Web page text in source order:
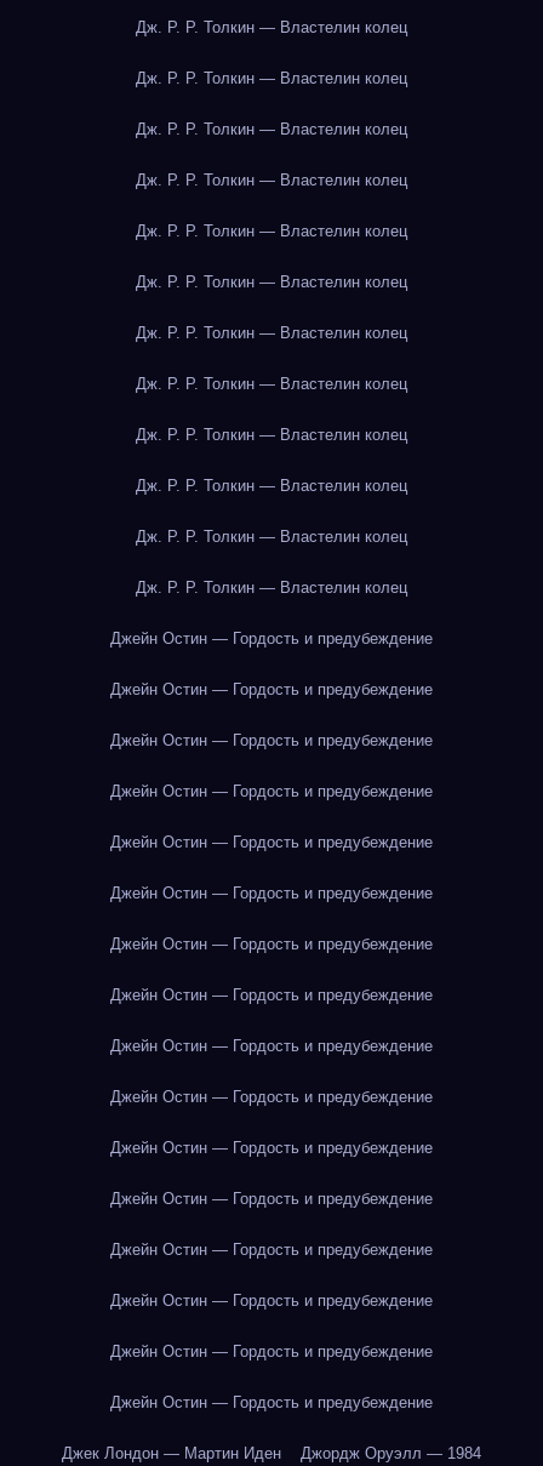
Дж. Р. Р. Толкин — Властелин колец
Дж. Р. Р. Толкин — Властелин колец
Дж. Р. Р. Толкин — Властелин колец
Дж. Р. Р. Толкин — Властелин колец
Дж. Р. Р. Толкин — Властелин колец
Дж. Р. Р. Толкин — Властелин колец
Дж. Р. Р. Толкин — Властелин колец
Дж. Р. Р. Толкин — Властелин колец
Дж. Р. Р. Толкин — Властелин колец
Дж. Р. Р. Толкин — Властелин колец
Дж. Р. Р. Толкин — Властелин колец
Дж. Р. Р. Толкин — Властелин колец
Джейн Остин — Гордость и предубеждение
Джейн Остин — Гордость и предубеждение
Джейн Остин — Гордость и предубеждение
Джейн Остин — Гордость и предубеждение
Джейн Остин — Гордость и предубеждение
Джейн Остин — Гордость и предубеждение
Джейн Остин — Гордость и предубеждение
Джейн Остин — Гордость и предубеждение
Джейн Остин — Гордость и предубеждение
Джейн Остин — Гордость и предубеждение
Джейн Остин — Гордость и предубеждение
Джейн Остин — Гордость и предубеждение
Джейн Остин — Гордость и предубеждение
Джейн Остин — Гордость и предубеждение
Джейн Остин — Гордость и предубеждение
Джейн Остин — Гордость и предубеждение
Джек Лондон — Мартин Иден Джордж Оруэлл — 1984